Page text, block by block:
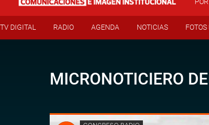
TV DIGITAL RADIO AGENDA NOTICIAS FOTOS
MICRONOTICIERO